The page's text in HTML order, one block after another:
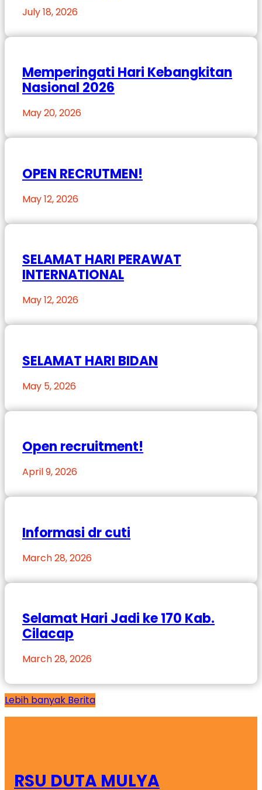
July 18, 2026
Memperingati Hari Kebangkitan
Nasional 2026
May 20, 2026
OPEN RECRUTMEN!
May 12, 2026
SELAMAT HARI PERAWAT
INTERNATIONAL
May 12, 2026
SELAMAT HARI BIDAN
May 5, 2026
Open recruitment!
April 9, 2026
Informasi dr cuti
March 28, 2026
Selamat Hari Jadi ke 170 Kab.
Cilacap
March 28, 2026
Lebih banyak Berita
RSU DUTA MULYA